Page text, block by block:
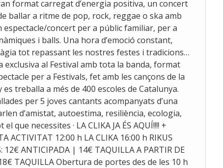
format carregat d’energia positiva, un concert
ballar a ritme de pop, rock, reggae o ska amb
concert per a públic familiar, per a
i balls. Una hora d’emoció constant,
tot repassant les nostres festes i tradicions…
exclusiva al Festival amb tota la banda, format
per a Festivals, fet amb les cançons de la
treballa a més de 400 escoles de Catalunya.
per 5 joves cantants acompanyats d’una
d’amistat, autoestima, resiliència, ecologia,
que necessites · LA CLIKA JA ÉS AQUÍ!!!! +
ACTIVITAT 12:00 h LA CLIKA 16:00 h RIKUS
12€ ANTICIPADA | 14€ TAQUILLA A PARTIR DE
TAQUILLA Obertura de portes des de les 10 h